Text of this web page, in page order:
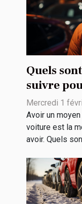
Quels
suivre
rachat de
Mercredi 1
Avoir un
voiture est la
avoir. Quels